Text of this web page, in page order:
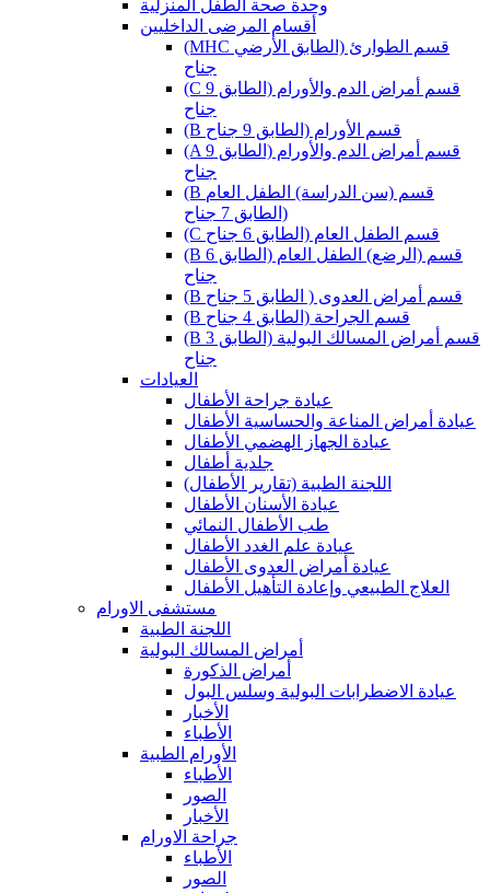
وحدة صحة الطفل المنزلية
أقسام المرضى الداخليين
(MHC قسم الطوارئ (الطابق الأرضي
جناح
(C قسم أمراض الدم والأورام (الطابق 9
جناح
(B قسم الأورام (الطابق 9 جناح
(A قسم أمراض الدم والأورام (الطابق 9
جناح
(B قسم (سن الدراسة) الطفل العام
(الطابق 7 جناح
(C قسم الطفل العام (الطابق 6 جناح
(B قسم (الرضع) الطفل العام (الطابق 6
جناح
(B قسم أمراض العدوى ( الطابق 5 جناح
(B قسم الجراحة (الطابق 4 جناح
(B قسم أمراض المسالك البولية (الطابق 3
جناح
العيادات
عيادة جراحة الأطفال
عيادة أمراض المناعة والحساسية الأطفال
عيادة الجهاز الهضمي الأطفال
جلدية أطفال
(اللجنة الطبية (تقارير الأطفال
عيادة الأسنان الأطفال
طب الأطفال النمائي
عيادة علم الغدد الأطفال
عيادة أمراض العدوى الأطفال
العلاج الطبيعي وإعادة التأهيل الأطفال
مستشفى الاورام
اللجنة الطبية
أمراض المسالك البولية
أمراض الذكورة
عيادة الاضطرابات البولية وسلس البول
الأخبار
الأطباء
الأورام الطبية
الأطباء
الصور
الأخبار
جراحة الاورام
الأطباء
الصور